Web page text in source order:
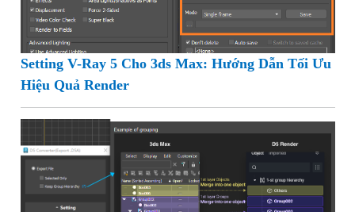
Setting V-Ray 5 Cho 3ds Max: Hướng Dẫn Tối Ưu
Hiệu Quả Render